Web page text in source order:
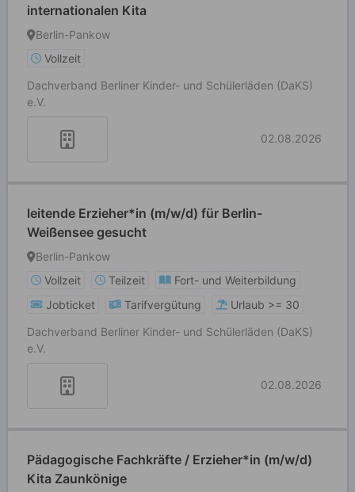
internationalen Kita
Berlin-Pankow
Vollzeit
Dachverband Berliner Kinder- und Schülerläden (DaKS)
e.V.
02.08.2026
leitende Erzieher*in (m/w/d) für Berlin-
Weißensee gesucht
Berlin-Pankow
Vollzeit
Teilzeit
Fort- und Weiterbildung
Jobticket
Tarifvergütung
Urlaub >= 30
Dachverband Berliner Kinder- und Schülerläden (DaKS)
e.V.
02.08.2026
Pädagogische Fachkräfte / Erzieher*in (m/w/d)
Kita Zaunkönige